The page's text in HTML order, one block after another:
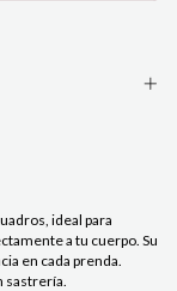
ideal para
a tu cuerpo. Su
en cada prenda.
sastrería.